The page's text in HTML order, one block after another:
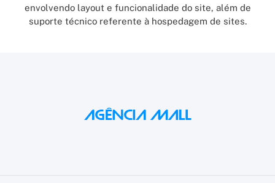
envolvendo layout e funcionalidade do site, além de
suporte técnico referente à hospedagem de sites.